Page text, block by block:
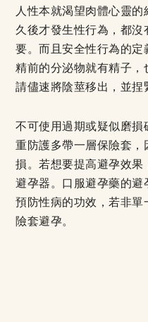
人性本就渴望肉體心靈
久後才發生性行為，都
要。而且安全性行為的
精前的分泌物就有精子
請儘速將陰莖移出，並捏
不可使用過期或疑似磨
重防護多帶一層保險套
損。若想要提高避孕效
避孕器。口服避孕藥的
預防性病的功效，若非
險套避孕。